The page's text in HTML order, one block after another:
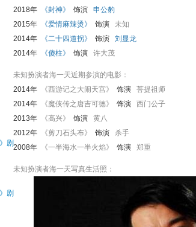
剧
剧
2018年
《封神》 饰演
申公豹
2015年
《爱情麻辣烫》 饰演
未知
2014年
《二十四道拐》 饰演
刘显龙
2014年
《傻柱》 饰演 许大茂
未知扮演者海一天近期参演的电影：
2014年
《西游记之大闹天宫》 饰演
菩提祖师
2014年
《魔侠传之唐吉可德》 饰演
西门公子
2013年
《高兴》 饰演
黄八
2012年
《剪刀石头布》 饰演
杀手
2008年
《一半海水一半火焰》 饰演 郑重
未知扮演者海一天写真生活照：